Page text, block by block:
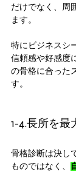
だけでなく、周
ます。
特にビジネスシ
信頼感や好感度
の骨格に合った
す。
1-4.長所を最
骨格診断は決し
ものではなく、